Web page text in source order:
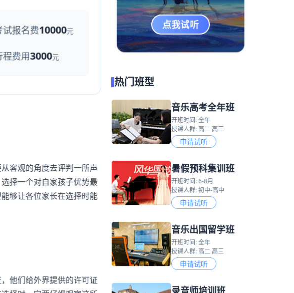
试报名费10000元
程费用3000元
客观的角度去评判一所声
择一个对自家孩子优势最
够让各位家长在选择时能
他们给外界提供的许可证
点我试听
热门班型
音乐高考全年班
开班时间: 全年
授课人群: 高二 高三
申请试听
暑假预科集训班
开班时间: 6-8月
授课人群: 初中-高中
申请试听
音乐出国留学班
开班时间: 全年
授课人群: 高二 高三
申请试听
录音师培训班